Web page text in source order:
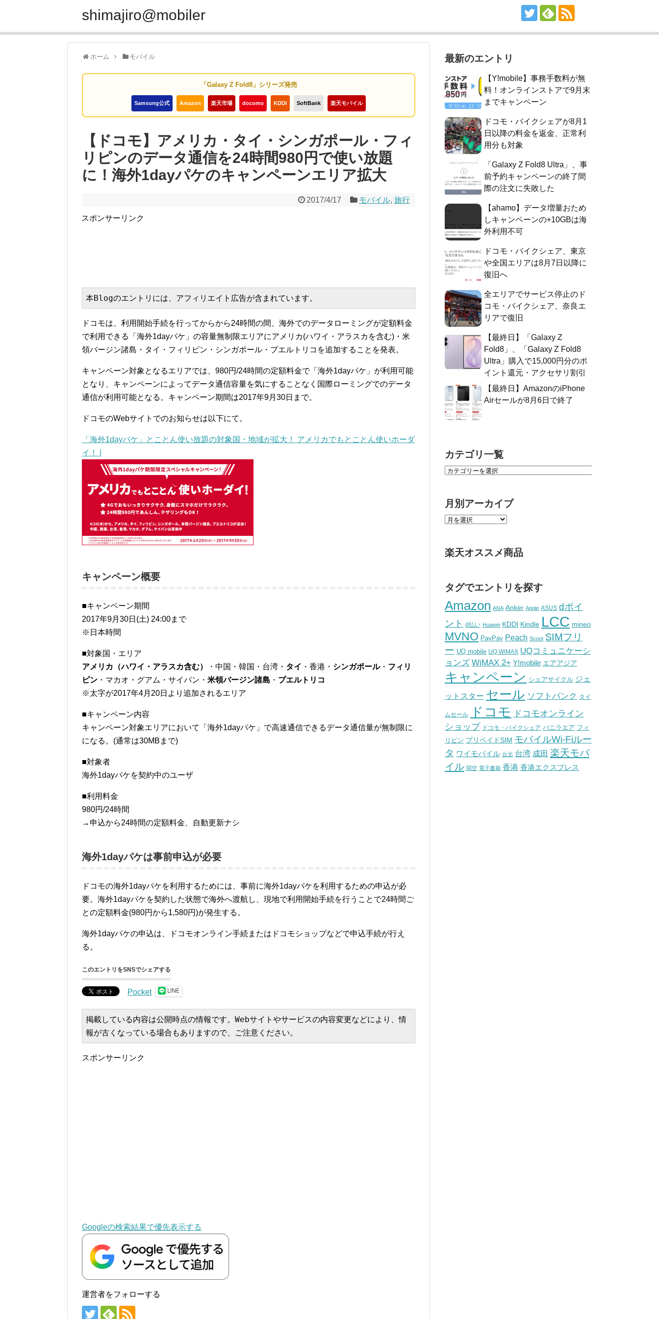
shimajiro@mobiler
ホーム モバイル
「Galaxy Z Fold8」シリーズ発売
Samsung公式 Amazon 楽天市場 docomo KDDI SoftBank 楽天モバイル
【ドコモ】アメリカ・タイ・シンガポール・フィ
リピンのデータ通信を24時間980円で使い放題
に！海外1dayパケのキャンペーンエリア拡大
2017/4/17 モバイル, 旅行
スポンサーリンク
本Blogのエントリには、アフィリエイト広告が含まれています。
ドコモは、利用開始手続を行ってからから24時間の間、海外でのデータローミングが定額料金
で利用できる「海外1dayパケ」の容量無制限エリアにアメリカ(ハワイ・アラスカを含む)・米
領バージン諸島・タイ・フィリピン・シンガポール・プエルトリコを追加することを発表。
キャンペーン対象となるエリアでは、980円/24時間の定額料金で「海外1dayパケ」が利用可能
となり、キャンペーンによってデータ通信容量を気にすることなく国際ローミングでのデータ
通信が利用可能となる。キャンペーン期間は2017年9月30日まで。
ドコモのWebサイトでのお知らせは以下にて。
「海外1dayパケ」とことん使い放題の対象国・地域が拡大！ アメリカでもとことん使いホーダ
イ！ |
キャンペーン概要
■キャンペーン期間
2017年9月30日(土) 24:00まで
※日本時間
■対象国・エリア
アメリカ（ハワイ・アラスカ含む）
・中国・韓国・台湾・ タイ ・香港・ シンガポール・ フィリ
ピン ・マカオ・グアム・サイパン・ 米領バージン諸島 ・ プエルトリコ
※太字が2017年4月20日より追加されるエリア
■キャンペーン内容
キャンペーン対象エリアにおいて「海外1dayパケ」で高速通信できるデータ通信量が無制限に
になる。(通常は30MBまで)
■対象者
海外1dayパケを契約中のユーザ
■利用料金
980円/24時間
→申込から24時間の定額料金、自動更新ナシ
海外1dayパケは事前申込が必要
ドコモの海外1dayパケを利用するためには、事前に海外1dayパケを利用するための申込が必
要。海外1dayパケを契約した状態で海外へ渡航し、現地で利用開始手続を行うことで24時間ご
との定額料金(980円から1,580円)が発生する。
海外1dayパケの申込は、ドコモオンライン手続またはドコモショップなどで申込手続が行え
る。
このエントリをSNSでシェアする
Pocket LINE
掲載している内容は公開時点の情報です。Webサイトやサービスの内容変更などにより、情
報が古くなっている場合もありますので、ご注意ください。
スポンサーリンク
Googleの検索結果で優先表示する
運営者をフォローする
最新のエントリ
【Y!mobile】事務手数料が無
料！オンラインストアで9月末
までキャンペーン
ドコモ・バイクシェアが8月1
日以降の料金を返金、正常利
用分も対象
「Galaxy Z Fold8 Ultra」、事
前予約キャンペーンの終了間
際の注文に失敗した
【ahamo】データ増量おため
しキャンペーンの+10GBは海
外利用不可
ドコモ・バイクシェア、東京
や全国エリアは8月7日以降に
復旧へ
全エリアでサービス停止のド
コモ・バイクシェア、奈良エ
リアで復旧
【最終日】「Galaxy Z
Fold8」、「Galaxy Z Fold8
Ultra」購入で15,000円分のポ
イント還元・アクセサリ割引
【最終日】AmazonのiPhone
Airセールが8月6日で終了
カテゴリ一覧
月別アーカイブ
楽天オススメ商品
タグでエントリを探す
Amazon ANA Anker Apple ASUS dポイ
ント
d払い Huawei KDDI Kindle LCC mineo
MVNO PayPay Peach Scoot SIMフリ
ー UQ mobile UQ WiMAX UQコミュニケーシ
ョンズ WiMAX 2+ Y!mobile エアアジア
キャンペーン シェアサイクル ジェ
ットスター セール ソフトバンク タイ
ムセール ドコモ
ドコモオンライン
ショップ ドコモ・バイクシェア バニラエア フィ
リピン プリペイドSIM モバイルWi-Fiルー
タ ワイモバイル 台北 台湾 成田 楽天モバ
イル 関空 電子書籍 香港 香港エクスプレス